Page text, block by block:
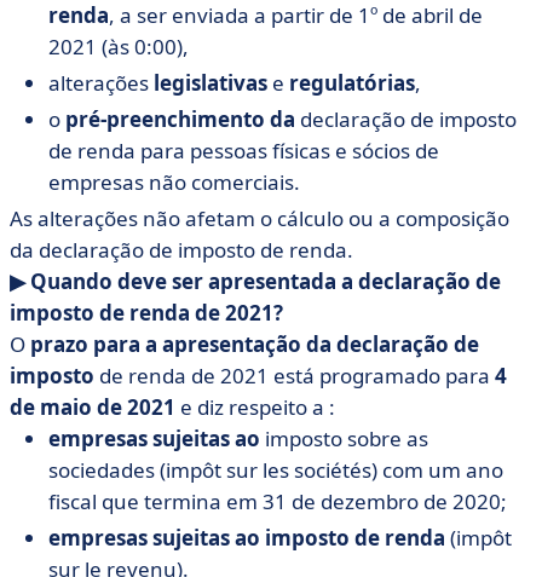
renda, a ser enviada a partir de 1º de abril de
2021 (às 0:00),
alterações legislativas e regulatórias,
o pré-preenchimento da declaração de imposto
de renda para pessoas físicas e sócios de
empresas não comerciais.
As alterações não afetam o cálculo ou a composição
da declaração de imposto de renda.
▶︎ Quando deve ser apresentada a declaração de
imposto de renda de 2021?
O prazo para a apresentação da declaração de
imposto de renda de 2021 está programado para 4
de maio de 2021 e diz respeito a :
empresas sujeitas ao imposto sobre as
sociedades (impôt sur les sociétés) com um ano
fiscal que termina em 31 de dezembro de 2020;
empresas sujeitas ao imposto de renda (impôt
sur le revenu).